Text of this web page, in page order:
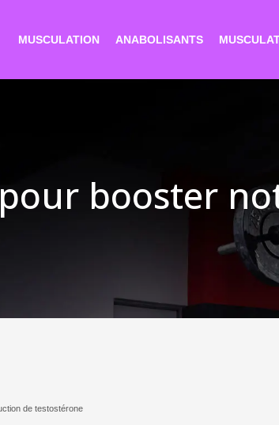
MUSCULATION ANABOLISANTS
booster
de testostérone